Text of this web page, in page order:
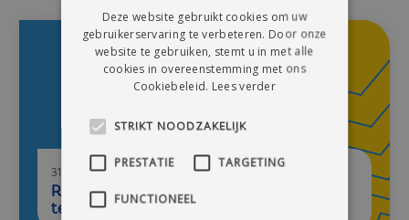
31/03/2026
Right to Challenge: nieuwe aanpakken
testen binnen lokale partnerschappen
Deze website gebruikt cookies om uw
gebruikerservaring te verbeteren. Door onze
website te gebruiken, stemt u in met alle
cookies in overeenstemming met ons
Cookiebeleid. Lees verder
STRIKT NOODZAKELIJK
PRESTATIE TARGETING
FUNCTIONEEL